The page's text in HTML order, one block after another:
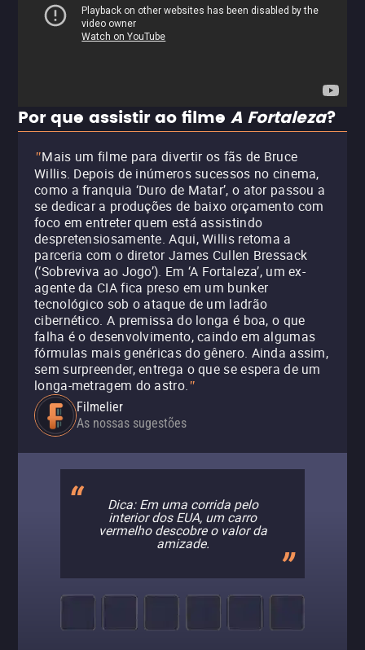
Por que assistir ao filme A Fortaleza?
"Mais um filme para divertir os fãs de Bruce
Willis. Depois de inúmeros sucessos no cinema,
como a franquia ‘Duro de Matar’, o ator passou a
se dedicar a produções de baixo orçamento com
foco em entreter quem está assistindo
despretensiosamente. Aqui, Willis retoma a
parceria com o diretor James Cullen Bressack
(‘Sobreviva ao Jogo’). Em ‘A Fortaleza’, um ex-
agente da CIA fica preso em um bunker
tecnológico sob o ataque de um ladrão
cibernético. A premissa do longa é boa, o que
falha é o desenvolvimento, caindo em algumas
fórmulas mais genéricas do gênero. Ainda assim,
sem surpreender, entrega o que se espera de um
longa-metragem do astro."
Filmelier
As nossas sugestões
Dica: Em uma corrida pelo
interior dos EUA, um carro
vermelho descobre o valor da
amizade.